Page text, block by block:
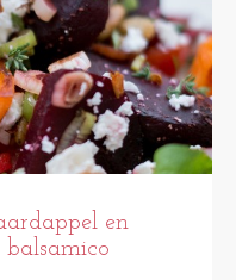
en
balsamico